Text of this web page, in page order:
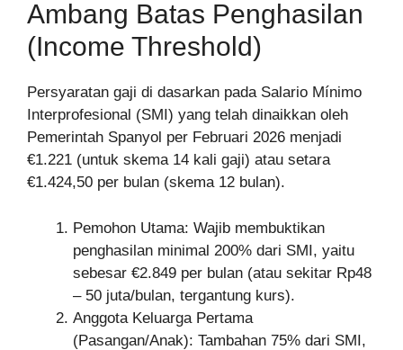
Ambang Batas Penghasilan
(Income Threshold)
Persyaratan gaji di dasarkan pada Salario Mínimo
Interprofesional (SMI) yang telah dinaikkan oleh
Pemerintah Spanyol per Februari 2026 menjadi
€1.221 (untuk skema 14 kali gaji) atau setara
€1.424,50 per bulan (skema 12 bulan).
Pemohon Utama: Wajib membuktikan
penghasilan minimal 200% dari SMI, yaitu
sebesar €2.849 per bulan (atau sekitar Rp48
– 50 juta/bulan, tergantung kurs).
Anggota Keluarga Pertama
(Pasangan/Anak): Tambahan 75% dari SMI,